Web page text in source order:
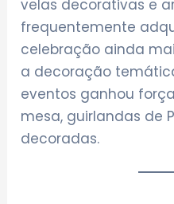
velas decorativas e
frequentemente
celebração ainda
a decoração
eventos ganhou
mesa, guirlandas de
decoradas.